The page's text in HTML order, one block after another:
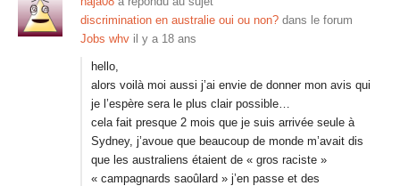
discrimination en australie oui ou non? dans le forum
Jobs whv il y a 18 ans
hello,
alors voilà moi aussi j’ai envie de donner mon avis qui
je l’espère sera le plus clair possible…
cela fait presque 2 mois que je suis arrivée seule à
Sydney, j’avoue que beaucoup de monde m’avait dis
que les australiens étaient de « gros raciste »
« campagnards saoûlard » j’en passe et des